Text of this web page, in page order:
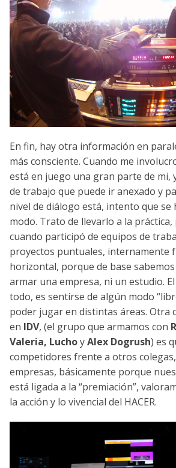
En fin, hay otra información en
más consciente. Cuando me
está en juego una gran parte de mi,
de trabajo que puede ir anexado y
nivel de diálogo está, intento que se
modo. Trato de llevarlo a la
cuando participó de equipos de
proyectos puntuales, internamente
horizontal, porque de base
armar una empresa, ni un estudio.
todo, es sentirse de algún modo
poder jugar en distintas áreas. Otra
en IDV, (el grupo que armamos con
Valeria, LuchoyAlex Dogrush) es
competidores frente a otros
empresas, básicamente porque
está ligada a la “premiación”,
la acción y lo vivencial del HACER.